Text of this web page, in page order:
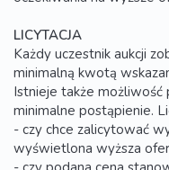
LICYTACJA
Każdy uczestnik aukcji
minimalną kwotą
Istnieje także
minimalne postąpienie.
- czy chce zalicytować
wyświetlona wyższa